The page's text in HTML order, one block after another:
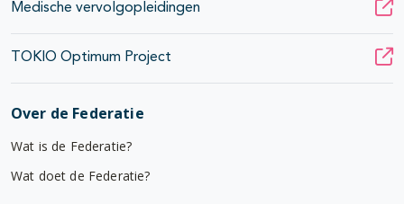
Medische vervolgopleidingen
TOKIO Optimum Project
Over de Federatie
Wat is de Federatie?
Wat doet de Federatie?